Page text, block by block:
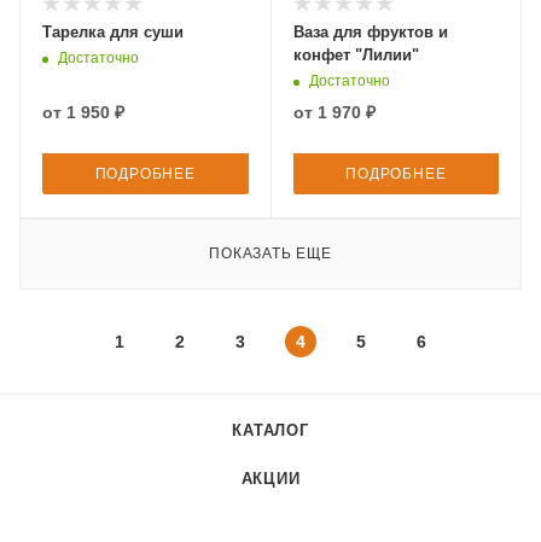
Тарелка для суши
Достаточно
от 1 950 ₽
ПОДРОБНЕЕ
Ваза для фруктов и
конфет "Лилии"
Достаточно
от 1 970 ₽
ПОДРОБНЕЕ
ПОКАЗАТЬ ЕЩЕ
1 2 3 4 5 6
КАТАЛОГ
АКЦИИ